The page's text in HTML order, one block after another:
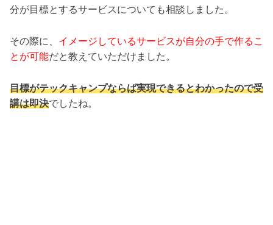
分が目標とするサービスについても相談しました。
その際に、 イメージしているサービスが自分の手で作るこ
とが可能だと教えていただけました。
目標がテックキャンプならば実現できるとわかったので受
講は即決でしたね。